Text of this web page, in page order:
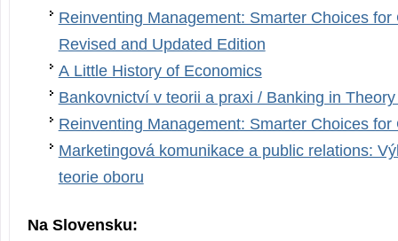
Reinventing Management: Smarter Choices
Revised and Updated Edition
A Little History of Economics
Bankovnictví v teorii a praxi / Banking in
Reinventing Management: Smarter Choices
Marketingová komunikace a public relations:
teorie oboru
Na Slovensku: